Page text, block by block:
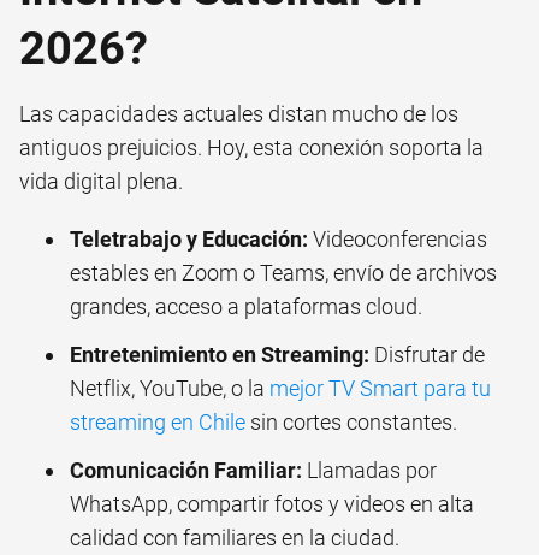
2026?
Las capacidades actuales distan mucho de los
antiguos prejuicios. Hoy, esta conexión soporta la
vida digital plena.
Teletrabajo y Educación: Videoconferencias
estables en Zoom o Teams, envío de archivos
grandes, acceso a plataformas cloud.
Entretenimiento en Streaming: Disfrutar de
Netflix, YouTube, o la mejor TV Smart para tu
streaming en Chile sin cortes constantes.
Comunicación Familiar: Llamadas por
WhatsApp, compartir fotos y videos en alta
calidad con familiares en la ciudad.